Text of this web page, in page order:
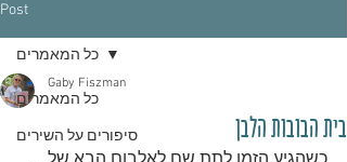
Post
כל המאמרים
סיפורים על השירים
כל המאמרים
בית הבובות הלבן
Gaby Fiszman